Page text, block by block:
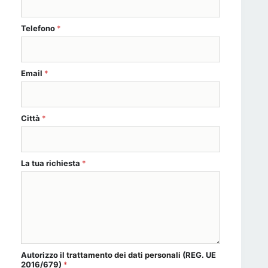
Telefono *
Email *
Città *
La tua richiesta *
Autorizzo il trattamento dei dati personali (REG. UE
2016/679) *